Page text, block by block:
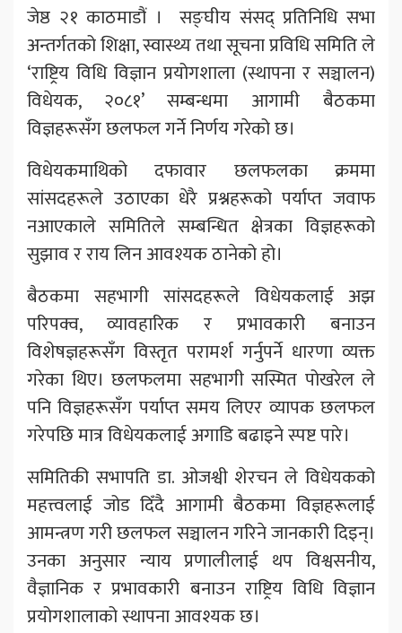
जेष्ठ २१ काठमाडौं । सङ्घीय संसद् प्रतिनिधि सभा
अन्तर्गतको शिक्षा, स्वास्थ्य तथा सूचना प्रविधि समिति ले
‘राष्ट्रिय विधि विज्ञान प्रयोगशाला (स्थापना र सञ्चालन)
विधेयक, २०८१’ सम्बन्धमा आगामी बैठकमा
विज्ञहरूसँग छलफल गर्ने निर्णय गरेको छ।
विधेयकमाथिको दफावार छलफलका क्रममा
सांसदहरूले उठाएका धेरै प्रश्नहरूको पर्याप्त जवाफ
नआएकाले समितिले सम्बन्धित क्षेत्रका विज्ञहरूको
सुझाव र राय लिन आवश्यक ठानेको हो।
बैठकमा सहभागी सांसदहरूले विधेयकलाई अझ
परिपक्व, व्यावहारिक र प्रभावकारी बनाउन
विशेषज्ञहरूसँग विस्तृत परामर्श गर्नुपर्ने धारणा व्यक्त
गरेका थिए। छलफलमा सहभागी सस्मित पोखरेल ले
पनि विज्ञहरूसँग पर्याप्त समय लिएर व्यापक छलफल
गरेपछि मात्र विधेयकलाई अगाडि बढाइने स्पष्ट पारे।
समितिकी सभापति डा. ओजश्वी शेरचन ले विधेयकको
महत्त्वलाई जोड दिँदै आगामी बैठकमा विज्ञहरूलाई
आमन्त्रण गरी छलफल सञ्चालन गरिने जानकारी दिइन्।
उनका अनुसार न्याय प्रणालीलाई थप विश्वसनीय,
वैज्ञानिक र प्रभावकारी बनाउन राष्ट्रिय विधि विज्ञान
प्रयोगशालाको स्थापना आवश्यक छ।